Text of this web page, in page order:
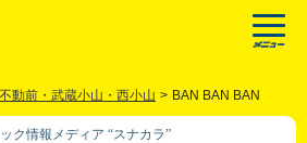
不動前・武蔵小山・西小山 > BAN BAN BAN
ク情報メディア “スナカラ”